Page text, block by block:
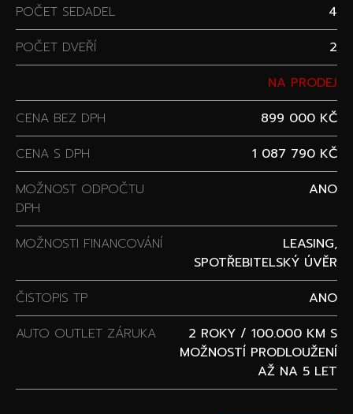
POČET SEDADEL
4
POČET DVEŘÍ
2
NA PRODEJ
CENA BEZ DPH
899 000 KČ
CENA S DPH
1 087 790 KČ
MOŽNOST ODPOČTU
DPH
ANO
MOŽNOSTI FINANCOVÁNÍ
LEASING,
SPOTŘEBITELSKÝ ÚVĚR
ČISTOPIS TP
ANO
AUTO OUTLET ZÁRUKA
2 ROKY / 100.000 KM S
MOŽNOSTÍ PRODLOUŽENÍ
AŽ NA 5 LET